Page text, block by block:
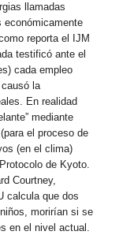
llamadas
económicamente
reporta el IJM
testificó ante el
cada empleo
causó la
En realidad
mediante
el proceso de
(en el clima)
de Kyoto.
Courtney,
calcula que dos
morirían si se
en el nivel actual.